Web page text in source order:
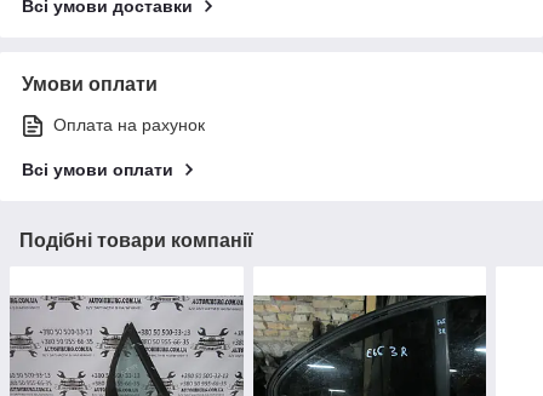
Всі умови доставки
Умови оплати
Оплата на рахунок
Всі умови оплати
Подібні товари компанії